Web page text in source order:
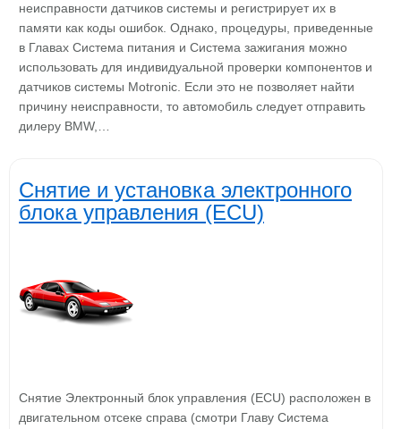
неисправности датчиков системы и регистрирует их в
памяти как коды ошибок. Однако, процедуры, приведенные
в Главах Система питания и Система зажигания можно
использовать для индивидуальной проверки компонентов и
датчиков системы Motronic. Если это не позволяет найти
причину неисправности, то автомобиль следует отправить
дилеру BMW,…
Снятие и установка электронного
блока управления (ECU)
Снятие Электронный блок управления (ECU) расположен в
двигательном отсеке справа (смотри Главу Система